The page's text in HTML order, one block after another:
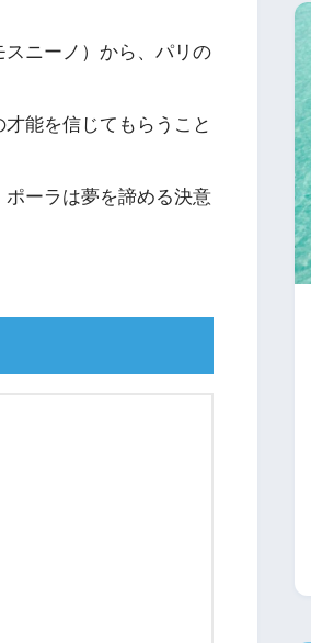
ニーノ）から、パリの
能を信じてもらうこと
ーラは夢を諦める決意